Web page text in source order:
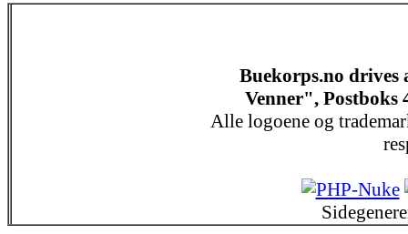
Buekorps.no drives
Venner", Postboks
Alle logoene og